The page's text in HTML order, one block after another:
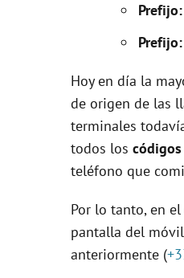
Prefijo:
Prefijo:
Hoy en día la
de origen de las
terminales
todos los
teléfono que
Por lo tanto, en
pantalla del
anteriormente (